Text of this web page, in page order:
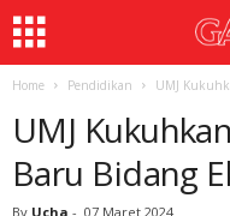
Home Pendidikan UMJ
UMJ
Baru Bidang
By Ucha - 07 Maret 2024